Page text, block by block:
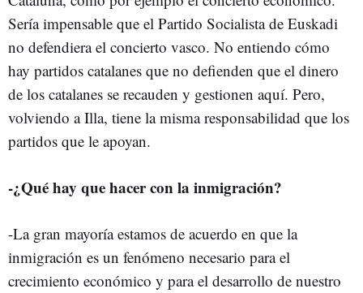
Sería impensable que el Partido Socialista de Euskadi
no defendiera el concierto vasco. No entiendo cómo
hay partidos catalanes que no defienden que el dinero
de los catalanes se recauden y gestionen aquí. Pero,
volviendo a Illa, tiene la misma responsabilidad que los
partidos que le apoyan.
-¿Qué hay que hacer con la inmigración?
-La gran mayoría estamos de acuerdo en que la
inmigración es un fenómeno necesario para el
crecimiento económico y para el desarrollo de nuestro